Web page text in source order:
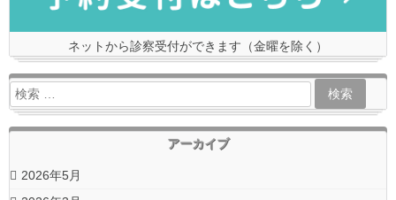
ネットから診察受付ができます（金曜を除く）
アーカイブ
2026年5月